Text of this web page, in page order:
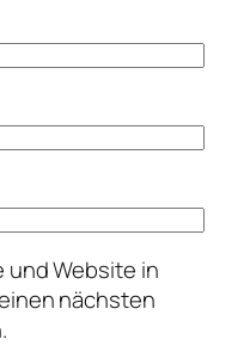
und Website in
nächsten